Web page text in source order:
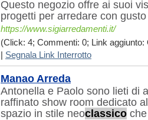
Questo negozio offre ai suoi
progetti per arredare con
https://www.sigiarredamenti.it/
(Click: 4; Commenti: 0; Link aggiunto:
Segnala Link Interrotto
Manao Arreda
Antonella e Paolo sono lieti di
raffinato show room dedicato
spazio in stile neoclassico